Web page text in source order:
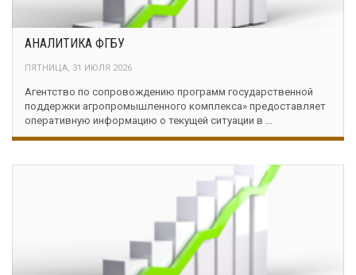
АНАЛИТИКА ФГБУ
ПЯТНИЦА, 31 ИЮЛЯ 2026
Агентство по сопровождению программ государственной
поддержки агропромышленного комплекса» предоставляет
оперативную информацию о текущей ситуации в …